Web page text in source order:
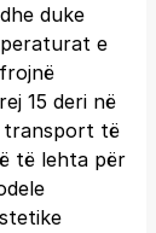
duke
e
15 deri në
transport të
të lehta për